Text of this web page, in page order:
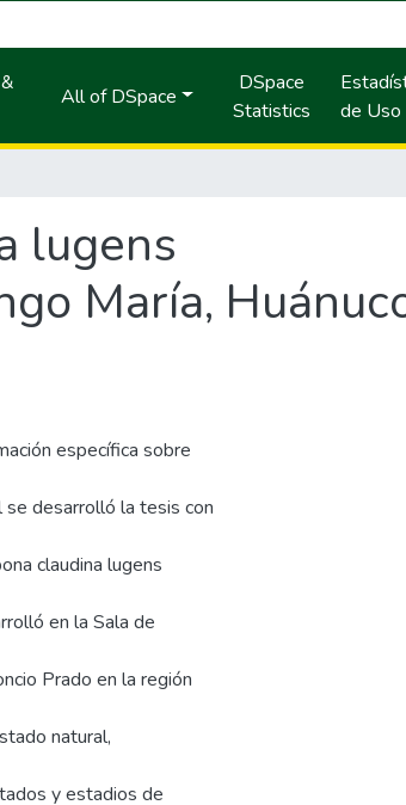
All of DSpace
DSpace
Statistics
de Uso
lugens
María,
específica sobre
desarrolló la tesis con
claudina lugens
en la Sala de
Prado en la región
natural,
y estadios de